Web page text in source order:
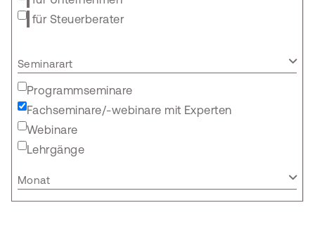
für Steuerberater
Seminarart
Programmseminare
Fachseminare/-webinare mit Experten
Webinare
Lehrgänge
Monat